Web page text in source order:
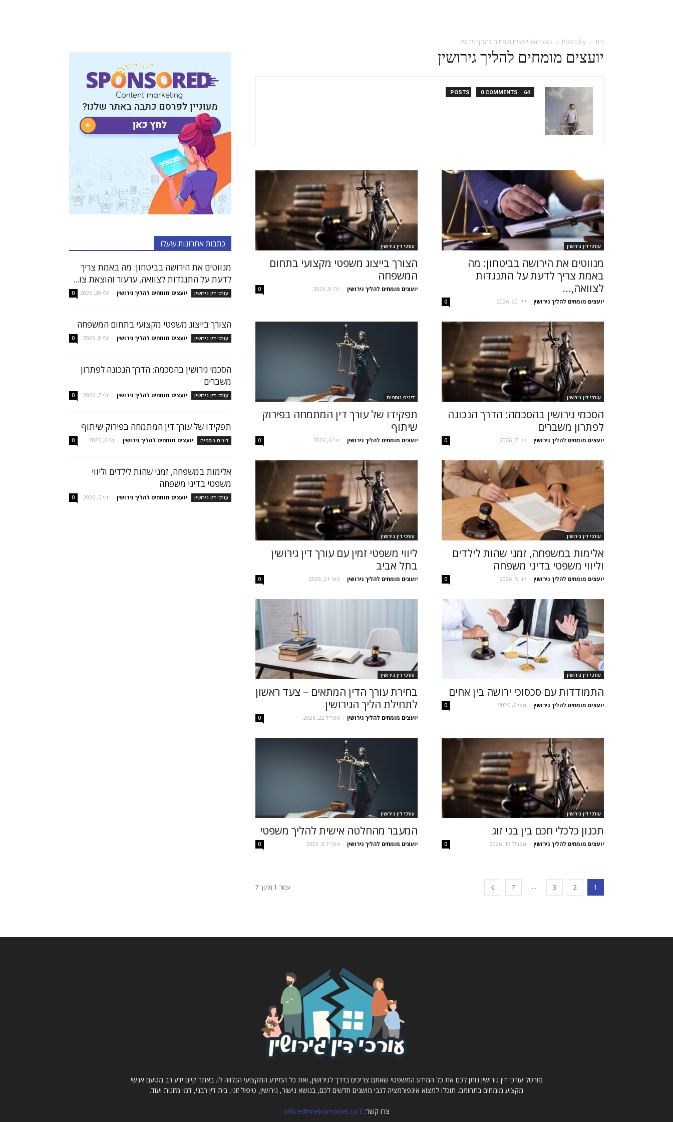
בית Authors Posts by יועצים מומחים להליך גירושין
יועצים מומחים להליך גירושין
64 POSTS
0 COMMENTS
עורכי דין גירושין
מנווטים את הירושה בביטחון: מה
באמת צריך לדעת על התנגדות
לצוואה,...
יועצים מומחים להליך גירושין - יולי 30, 2026 0
עורכי דין גירושין
הצורך בייצוג משפטי מקצועי בתחום
המשפחה
יועצים מומחים להליך גירושין - יולי 8, 2026 0
עורכי דין גירושין
הסכמי גירושין בהסכמה: הדרך הנכונה
לפתרון משברים
יועצים מומחים להליך גירושין - יולי 7, 2026 0
דינים נוספים
תפקידו של עורך דין המתמחה בפירוק
שיתוף
יועצים מומחים להליך גירושין - יולי 6, 2026 0
עורכי דין גירושין
אלימות במשפחה, זמני שהות לילדים
וליווי משפטי בדיני משפחה
יועצים מומחים להליך גירושין - יוני 5, 2026 0
עורכי דין גירושין
ליווי משפטי זמין עם עורך דין גירושין
בתל אביב
יועצים מומחים להליך גירושין - מאי 21, 2026 0
עורכי דין גירושין
התמודדות עם סכסוכי ירושה בין אחים
יועצים מומחים להליך גירושין - מאי 6, 2026 0
עורכי דין גירושין
בחירת עורך הדין המתאים – צעד ראשון
לתחילת הליך הגירושין
יועצים מומחים להליך גירושין - אפריל 22, 2026 0
עורכי דין גירושין
תכנון כלכלי חכם בין בני זוג
יועצים מומחים להליך גירושין - אפריל 13, 2026 0
עורכי דין גירושין
המעבר מהחלטה אישית להליך משפטי
יועצים מומחים להליך גירושין - אפריל 9, 2026 0
1
2
3
...
7 עמוד 1 מתוך 7
כתבות אחרונות שעלו
מנווטים את הירושה בביטחון: מה באמת צריך
לדעת על התנגדות לצוואה, ערעור והוצאת צו...
עורכי דין גירושין יועצים מומחים להליך גירושין - יולי 30, 2026 0
הצורך בייצוג משפטי מקצועי בתחום המשפחה
עורכי דין גירושין יועצים מומחים להליך גירושין - יולי 8, 2026 0
הסכמי גירושין בהסכמה: הדרך הנכונה לפתרון
משברים
עורכי דין גירושין יועצים מומחים להליך גירושין - יולי 7, 2026 0
תפקידו של עורך דין המתמחה בפירוק שיתוף
דינים נוספים יועצים מומחים להליך גירושין - יולי 6, 2026 0
אלימות במשפחה, זמני שהות לילדים וליווי
משפטי בדיני משפחה
עורכי דין גירושין יועצים מומחים להליך גירושין - יוני 5, 2026 0
פורטל עורכי דין גירושין נותן לכם את כל המידע המשפטי שאתם צריכים בדרך לגירושין, ואת כל המידע המקצועי הנלווה לו. באתר קיים ידע רב מטעם אנשי
מקצוע מומחים בתחומם. תוכלו למצוא אינפורמציה לגבי מושגים חדשים לכם, בנושא גישור, גירושין, טיפול זוגי, בית דין רבני, דמי מזונות ועוד.
צרו קשר: office@mekomonet.co.il